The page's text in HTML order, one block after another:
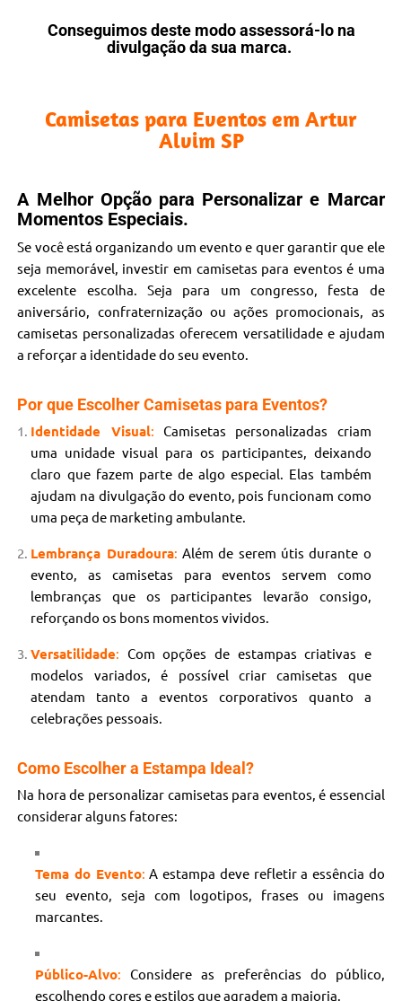
Conseguimos deste modo assessorá-lo na
divulgação da sua marca.
Camisetas para Eventos em Artur
Alvim SP
A Melhor Opção para Personalizar e Marcar
Momentos Especiais.
Se você está organizando um evento e quer garantir que ele
seja memorável, investir em camisetas para eventos é uma
excelente escolha. Seja para um congresso, festa de
aniversário, confraternização ou ações promocionais, as
camisetas personalizadas oferecem versatilidade e ajudam
a reforçar a identidade do seu evento.
Por que Escolher Camisetas para Eventos?
Identidade Visual: Camisetas personalizadas criam
uma unidade visual para os participantes, deixando
claro que fazem parte de algo especial. Elas também
ajudam na divulgação do evento, pois funcionam como
uma peça de marketing ambulante.
Lembrança Duradoura: Além de serem útis durante o
evento, as camisetas para eventos servem como
lembranças que os participantes levarão consigo,
reforçando os bons momentos vividos.
Versatilidade: Com opções de estampas criativas e
modelos variados, é possível criar camisetas que
atendam tanto a eventos corporativos quanto a
celebrações pessoais.
Como Escolher a Estampa Ideal?
Na hora de personalizar camisetas para eventos, é essencial
considerar alguns fatores:
Tema do Evento: A estampa deve refletir a essência do
seu evento, seja com logotipos, frases ou imagens
marcantes.
Público-Alvo: Considere as preferências do público,
escolhendo cores e estilos que agradem a maioria.